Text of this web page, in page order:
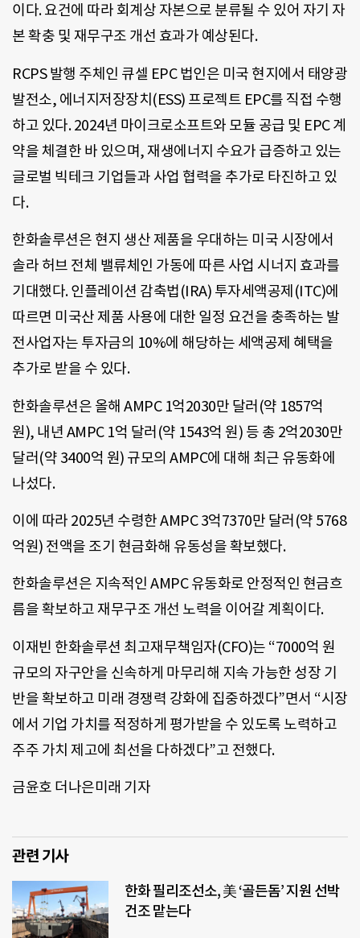
이다. 요건에 따라 회계상 자본으로 분류될 수 있어 자기 자
본 확충 및 재무구조 개선 효과가 예상된다.
RCPS 발행 주체인 큐셀 EPC 법인은 미국 현지에서 태양광
발전소, 에너지저장장치(ESS) 프로젝트 EPC를 직접 수행
하고 있다. 2024년 마이크로소프트와 모듈 공급 및 EPC 계
약을 체결한 바 있으며, 재생에너지 수요가 급증하고 있는
글로벌 빅테크 기업들과 사업 협력을 추가로 타진하고 있
다.
한화솔루션은 현지 생산 제품을 우대하는 미국 시장에서
솔라 허브 전체 밸류체인 가동에 따른 사업 시너지 효과를
기대했다. 인플레이션 감축법(IRA) 투자세액공제(ITC)에
따르면 미국산 제품 사용에 대한 일정 요건을 충족하는 발
전사업자는 투자금의 10%에 해당하는 세액공제 혜택을
추가로 받을 수 있다.
한화솔루션은 올해 AMPC 1억2030만 달러(약 1857억
원), 내년 AMPC 1억 달러(약 1543억 원) 등 총 2억2030만
달러(약 3400억 원) 규모의 AMPC에 대해 최근 유동화에
나섰다.
이에 따라 2025년 수령한 AMPC 3억7370만 달러(약 5768
억원) 전액을 조기 현금화해 유동성을 확보했다.
한화솔루션은 지속적인 AMPC 유동화로 안정적인 현금흐
름을 확보하고 재무구조 개선 노력을 이어갈 계획이다.
이재빈 한화솔루션 최고재무책임자(CFO)는 “7000억 원
규모의 자구안을 신속하게 마무리해 지속 가능한 성장 기
반을 확보하고 미래 경쟁력 강화에 집중하겠다”면서 “시장
에서 기업 가치를 적정하게 평가받을 수 있도록 노력하고
주주 가치 제고에 최선을 다하겠다”고 전했다.
금윤호 더나은미래 기자
관련 기사
한화 필리조선소, 美 ‘골든돔’ 지원 선박
건조 맡는다